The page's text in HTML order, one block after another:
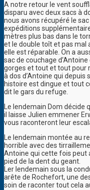
A notre retour le vent
disparu avec deux sacs à
nous avons récupéré le
expéditions
mètres plus bas dans le
et le double toît et pas mal
elle est réparable. On a
sac de couchage
gorges et tout et tout pour
à dos d’Antoine qui depuis
histoire est dingue et tout
dit le gars du refuge.
Le lendemain Dom
il laisse Julien emmener
vous raconteront leur
Le lendemain montée au
horrible avec des
Antoine qui cette fois peut
pied de la dent du geant.
Ler lendemain sous la
arête de Rochefort, une
soin de raconter tout cela